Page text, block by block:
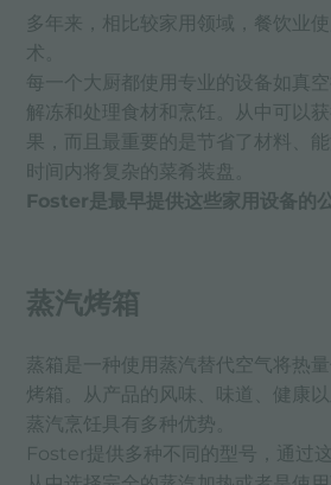
多年来，相比较家用领域，餐饮业
术。
每一个大厨都使用专业的设备如真
解冻和处理食材和烹饪。从中可以
果，而且最重要的是节省了材料、
时间内将复杂的菜肴装盘。
Foster是最早提供这些家用设备的
蒸汽烤箱
蒸箱是一种使用蒸汽替代空气将热
烤箱。从产品的风味、味道、健康
蒸汽烹饪具有多种优势。
Foster提供多种不同的型号，通过